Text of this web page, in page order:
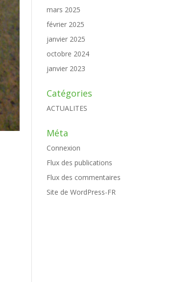
mars 2025
février 2025
janvier 2025
octobre 2024
janvier 2023
Catégories
ACTUALITES
Méta
Connexion
Flux des publications
Flux des commentaires
Site de WordPress-FR